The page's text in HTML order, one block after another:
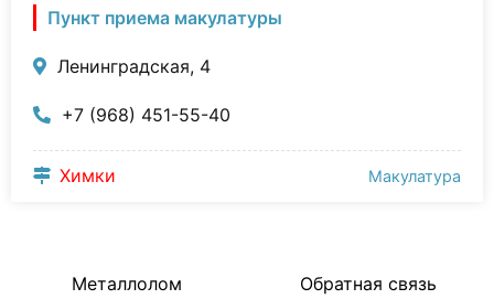
Пункт приема макулатуры
Ленинградская, 4
+7 (968) 451-55-40
Химки Макулатура
Металлолом
Обратная связь